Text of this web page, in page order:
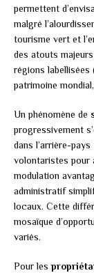
permettent
malgré
tourisme vert et
des atouts
régions
patrimoine
Un phénomène de
progressivement
dans l’arrière-
volontaristes pour
modulation
administratif
locaux. Cette
mosaïque
variés.
Pour les